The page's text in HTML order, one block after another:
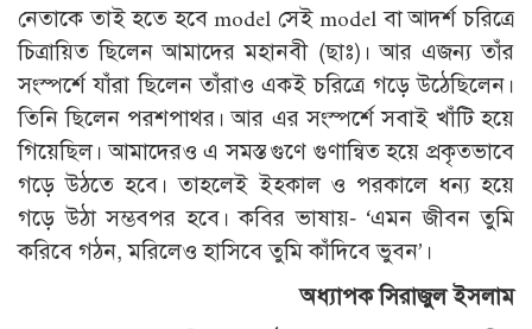
নেতাকে তাই হতে হবে model সেই model বা আদর্শ চরিত্রে
চিত্রায়িত ছিলেন আমাদের মহানবী (ছাঃ)। আর এজন্য তাঁর
সংস্পর্শে যাঁরা ছিলেন তাঁরাও একই চরিত্রে গড়ে উঠেছিলেন।
তিনি ছিলেন পরশপাথর। আর এর সংস্পর্শে সবাই খাঁটি হয়ে
গিয়েছিল। আমাদেরও এ সমস্ত গুণে গুণান্বিত হয়ে প্রকৃতভাবে
গড়ে উঠতে হবে। তাহলেই ইহ্কাল ও পরকালে ধন্য হয়ে
গড়ে উঠা সম্ভবপর হবে। কবির ভাষায়- ‘এমন জীবন তুমি
করিবে গঠন, মরিলেও হাসিবে তুমি কাঁদিবে ভুবন’।
অধ্যাপক সিরাজুল ইসলাম